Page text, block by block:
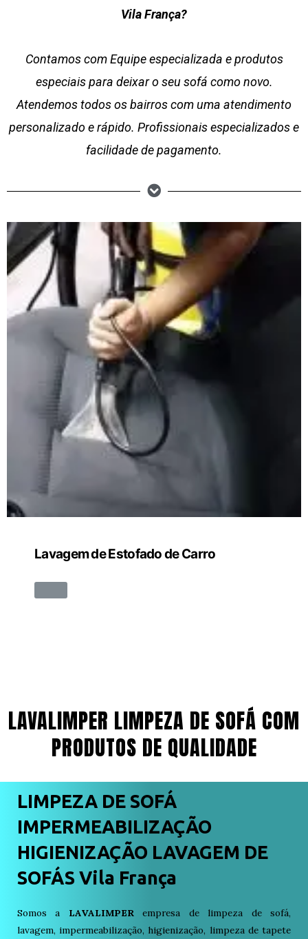
Vila França?
Contamos com Equipe especializada e produtos
especiais para deixar o seu sofá como novo.
Atendemos todos os bairros com uma atendimento
personalizado e rápido. Profissionais especializados e
facilidade de pagamento.
Lavagem de Estofado de Carro
LAVALIMPER LIMPEZA DE SOFÁ COM
PRODUTOS DE QUALIDADE
LIMPEZA DE SOFÁ
IMPERMEABILIZAÇÃO
HIGIENIZAÇÃO LAVAGEM DE
SOFÁS Vila França
Somos a LAVALIMPERempresa de limpeza de sofá,
lavagem, impermeabilização, higienização, limpeza de tapete